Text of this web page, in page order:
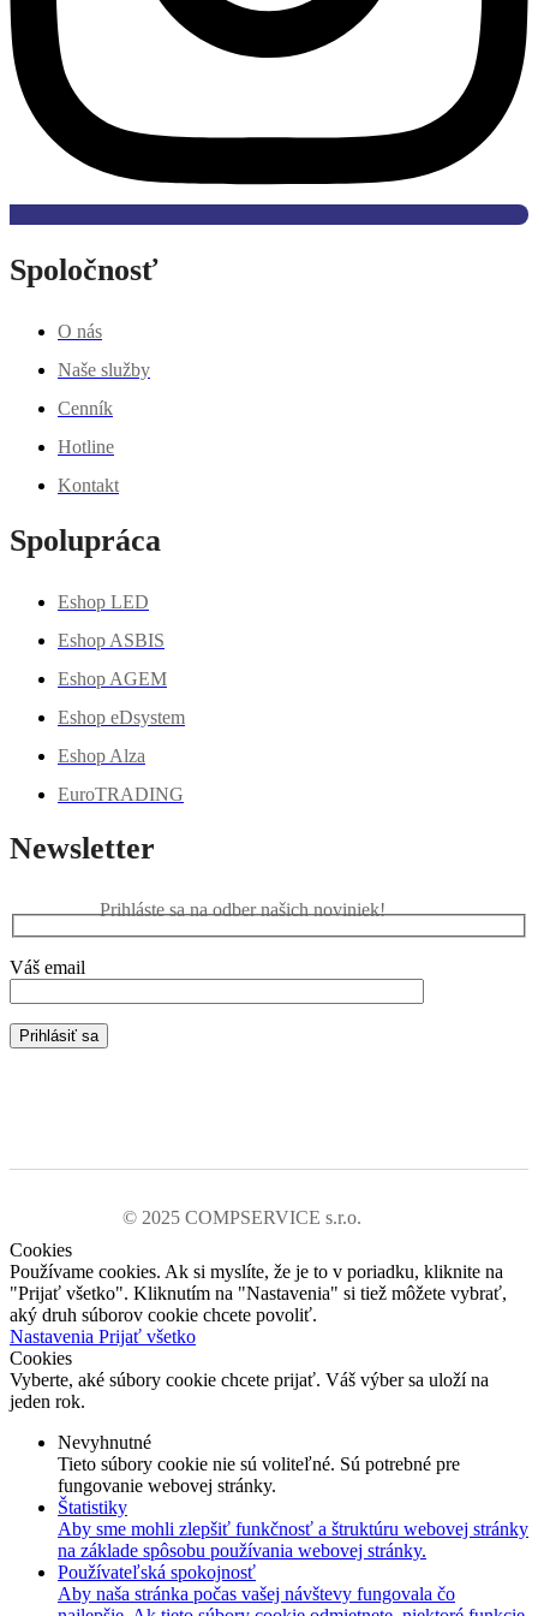
Spoločnosť
O nás
Naše služby
Cenník
Hotline
Kontakt
Spolupráca
Eshop LED
Eshop ASBIS
Eshop AGEM
Eshop eDsystem
Eshop Alza
EuroTRADING
Newsletter
Prihláste sa na odber našich noviniek!
Váš email
© 2025 COMPSERVICE s.r.o.
Cookies
Používame cookies. Ak si myslíte, že je to v poriadku, kliknite na
"Prijať všetko". Kliknutím na "Nastavenia" si tiež môžete vybrať,
aký druh súborov cookie chcete povoliť.
Nastavenia Prijať všetko
Cookies
Vyberte, aké súbory cookie chcete prijať. Váš výber sa uloží na
jeden rok.
Nevyhnutné
Tieto súbory cookie nie sú voliteľné. Sú potrebné pre
fungovanie webovej stránky.
Štatistiky
Aby sme mohli zlepšiť funkčnosť a štruktúru webovej stránky
na základe spôsobu používania webovej stránky.
Používateľská spokojnosť
Aby naša stránka počas vašej návštevy fungovala čo